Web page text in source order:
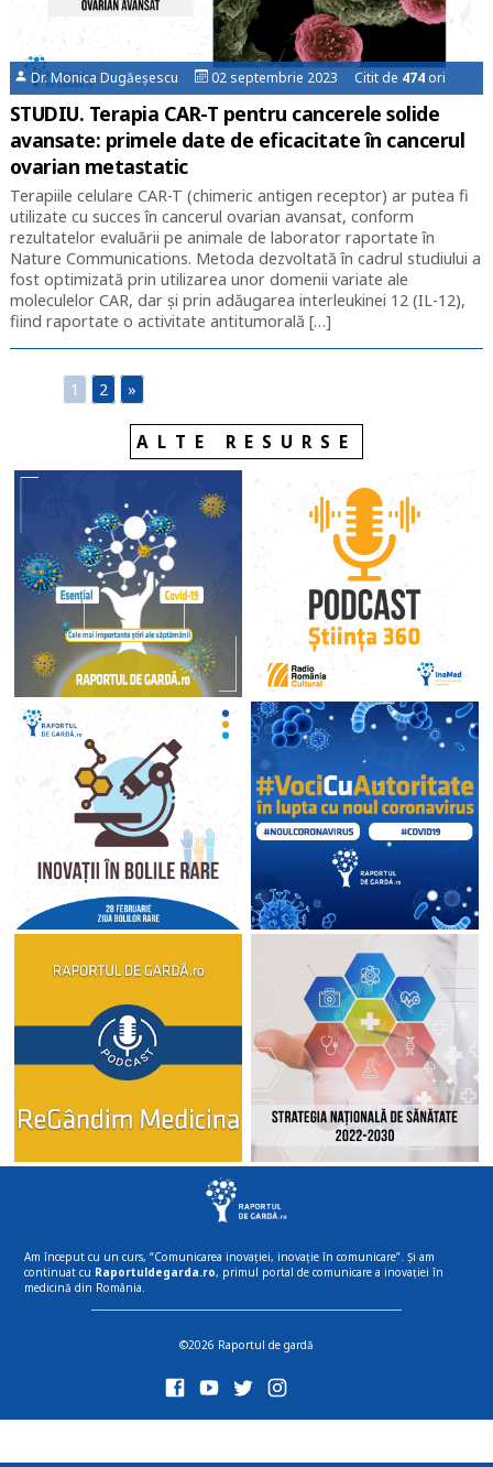
Dr. Monica Dugăeșescu 02 septembrie 2023 Citit de 474 ori
STUDIU. Terapia CAR-T pentru cancerele solide
avansate: primele date de eficacitate în cancerul
ovarian metastatic
Terapiile celulare CAR-T (chimeric antigen receptor) ar putea fi
utilizate cu succes în cancerul ovarian avansat, conform
rezultatelor evaluării pe animale de laborator raportate în
Nature Communications. Metoda dezvoltată în cadrul studiului a
fost optimizată prin utilizarea unor domenii variate ale
moleculelor CAR, dar și prin adăugarea interleukinei 12 (IL-12),
fiind raportate o activitate antitumorală […]
1 2 »
ALTE RESURSE
Am început cu un curs, “Comunicarea inovației, inovație în comunicare”. Și am
continuat cu Raportuldegarda.ro, primul portal de comunicare a inovației în
medicină din România.
©2026 Raportul de gardă